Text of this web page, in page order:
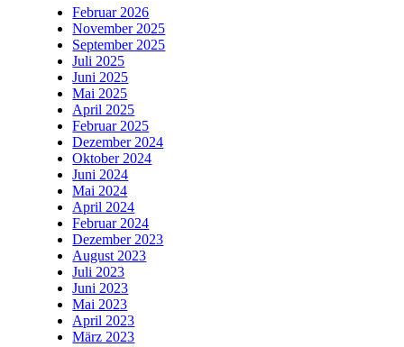
Februar 2026
November 2025
September 2025
Juli 2025
Juni 2025
Mai 2025
April 2025
Februar 2025
Dezember 2024
Oktober 2024
Juni 2024
Mai 2024
April 2024
Februar 2024
Dezember 2023
August 2023
Juli 2023
Juni 2023
Mai 2023
April 2023
März 2023